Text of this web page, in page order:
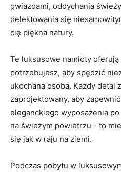
gwiazdami, oddychania
delektowania ⁤się
cię piękna natury.
Te luksusowe namioty
potrzebujesz, aby spędzić
ukochaną‍ osobą. Każdy detal
zaprojektowany, aby
eleganckiego ‌wyposażenia
na świeżym powietrzu -​ to
się jak w raju na ziemi.
Podczas pobytu w